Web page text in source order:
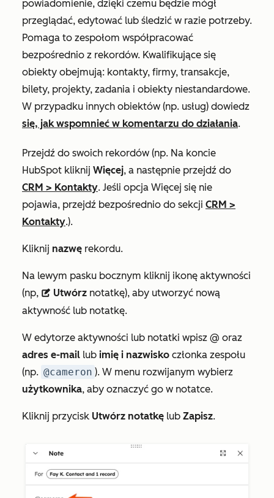
powiadomienie, dzięki czemu będzie mógł
przeglądać, edytować lub śledzić w razie potrzeby.
Pomaga to zespołom współpracować
bezpośrednio z rekordów. Kwalifikujące się
obiekty obejmują: kontakty, firmy, transakcje,
bilety, projekty, zadania i obiekty niestandardowe.
W przypadku innych obiektów (np. usług) dowiedz
się, jak wspomnieć w komentarzu do działania.
Przejdź do swoich rekordów (np. Na koncie
HubSpot kliknij Więcej, a następnie przejdź do
CRM > Kontakty. Jeśli opcja Więcej się nie
pojawia, przejdź bezpośrednio do sekcji CRM >
Kontakty.).
Kliknij nazwę rekordu.
Na lewym pasku bocznym kliknij ikonę aktywności
(np, description Utwórz notatkę), aby utworzyć nową
aktywność lub notatkę.
W edytorze aktywności lub notatki wpisz @ oraz
adres e-mail lub imię i nazwisko członka zespołu
(np. @cameron ). W menu rozwijanym wybierz
użytkownika, aby oznaczyć go w notatce.
Kliknij przycisk Utwórz notatkę lub Zapisz.